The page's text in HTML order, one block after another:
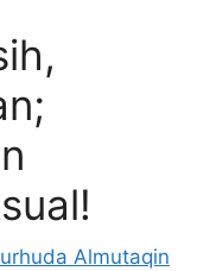
Almutaqin